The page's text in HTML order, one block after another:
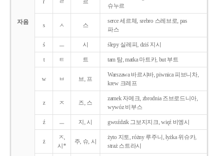
자음
r ㄹ 르
슈누르
s ㅅ 스
serce 세르체, srebro 스레브로, pas
파스
ś ㅡ 시 ślepy 실레피, dziś 지시
t ㅌ 트 tam 탐, matka 마트카, but 부트
w ㅂ 브, 프
Warszawa 바르샤바, piwnica 피브니차,
krew 크레프
z ㅈ 즈, 스
zamek 자메크, zbrodnia 즈브로드니아,
wywóz 비부스
ź ㅡ 지, 시 gwoździk 그보지지크, więź 비엥시
ż
ㅈ,
시*
주, 슈, 시
żyto 지토, różny 루주니, łyżka 위슈카,
straż 스트라시